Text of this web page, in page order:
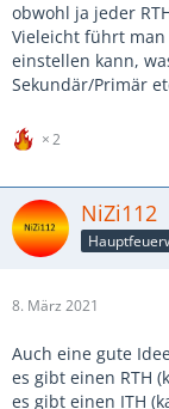
obwohl ja jeder
Vieleicht führt
einstellen kann,
Sekundär/Primär
2
NiZi112
8. März 2021
Auch eine gute
es gibt einen RTH
es gibt einen ITH